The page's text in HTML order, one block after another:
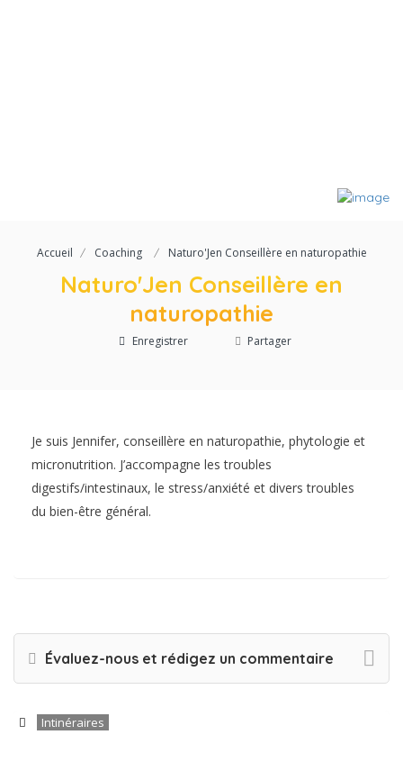
Accueil Coaching Naturo'Jen Conseillère en naturopathie
Naturo'Jen Conseillère en
naturopathie
Enregistrer Partager
Je suis Jennifer, conseillère en naturopathie, phytologie et
micronutrition. J’accompagne les troubles
digestifs/intestinaux, le stress/anxiété et divers troubles
du bien-être général.
Évaluez-nous et rédigez un commentaire
Intinéraires